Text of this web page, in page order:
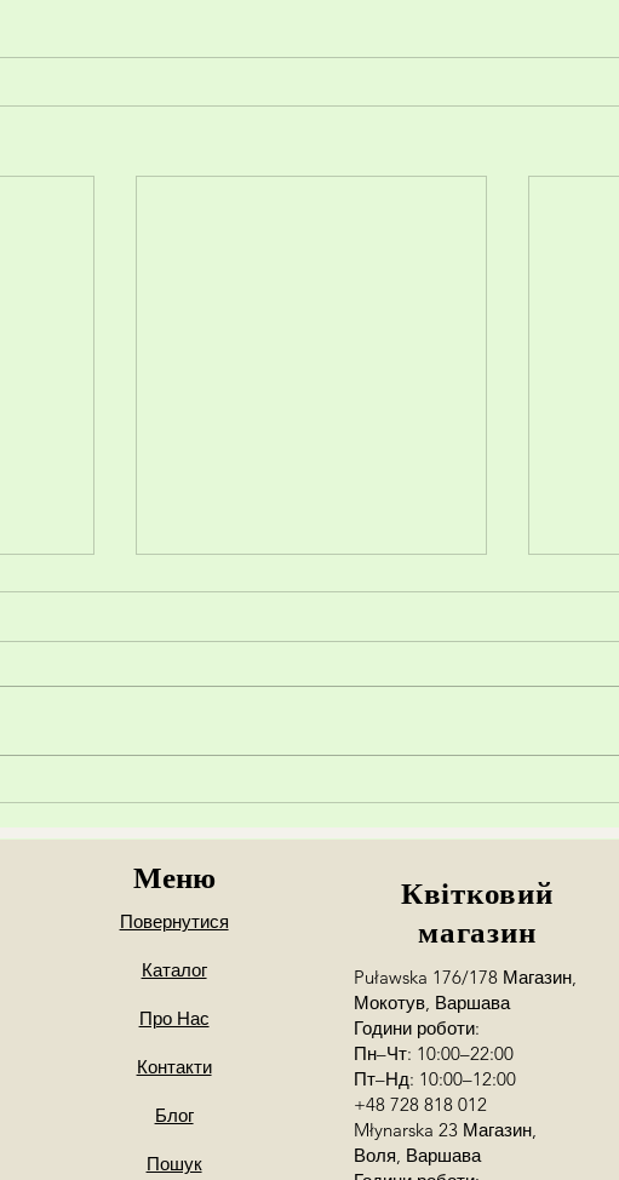
Меню
Повернутися
Каталог
Про Нас
Контакти
Блог
Пошук
Квітковий
магазин
Puławska 176/178 Магазин,
Мокотув, Варшава
Години роботи:
Пн–Чт: 10:00–22:00
Пт–Нд: 10:00–12:00
+48 728 818 012
Młynarska 23 Магазин,
Воля, Варшава